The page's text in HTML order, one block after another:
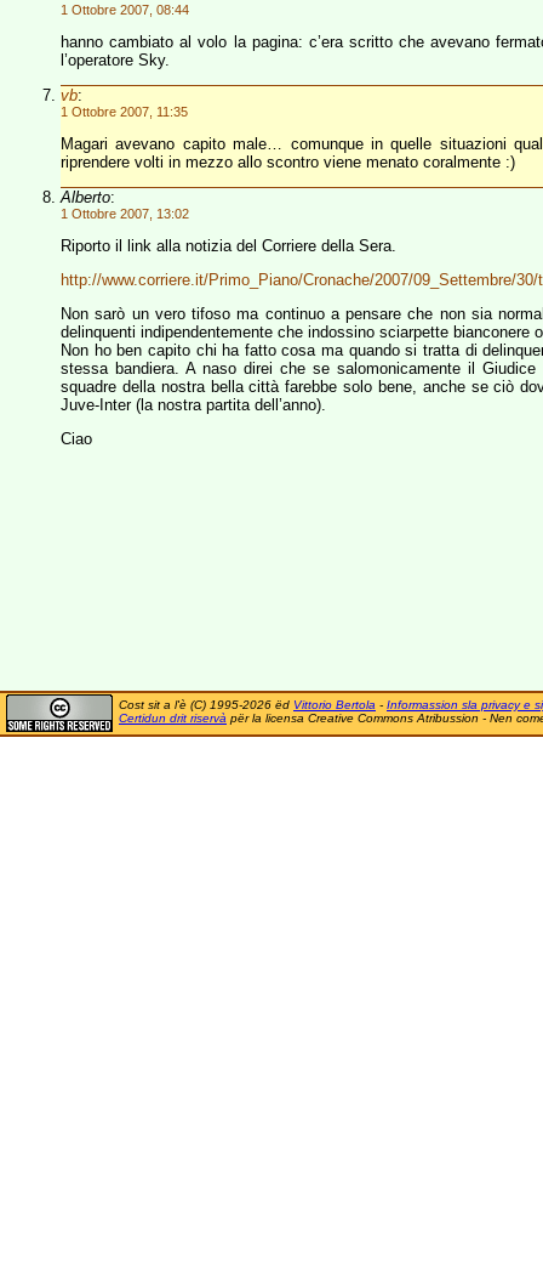
1 Ottobre 2007, 08:44
hanno cambiato al volo la pagina: c’era scritto che avevano
l’operatore Sky.
vb:
1 Ottobre 2007, 11:35
Magari avevano capito male… comunque in quelle situazioni
riprendere volti in mezzo allo scontro viene menato coralmente :)
Alberto:
1 Ottobre 2007, 13:02
Riporto il link alla notizia del Corriere della Sera.
http://www.corriere.it/Primo_Piano/Cronache/2007/09_Settembre/
Non sarò un vero tifoso ma continuo a pensare che non sia
delinquenti indipendentemente che indossino sciarpette bianconere
Non ho ben capito chi ha fatto cosa ma quando si tratta di
stessa bandiera. A naso direi che se salomonicamente il
squadre della nostra bella città farebbe solo bene, anche se ciò
Juve-Inter (la nostra partita dell’anno).
Ciao
Cost sit a l'è (C) 1995-2026 ëd Vittorio Bertola - Informassion sla privacy e
Certidun drit riservà për la licensa Creative Commons Atribussion - Nen